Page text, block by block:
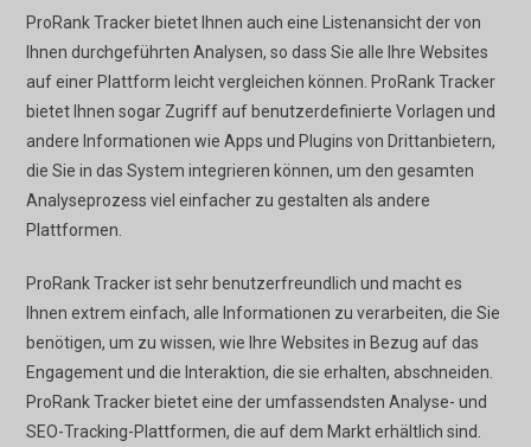
ProRank Tracker bietet Ihnen auch eine Listenansicht der von
Ihnen durchgeführten Analysen, so dass Sie alle Ihre Websites
auf einer Plattform leicht vergleichen können. ProRank Tracker
bietet Ihnen sogar Zugriff auf benutzerdefinierte Vorlagen und
andere Informationen wie Apps und Plugins von Drittanbietern,
die Sie in das System integrieren können, um den gesamten
Analyseprozess viel einfacher zu gestalten als andere
Plattformen.
ProRank Tracker ist sehr benutzerfreundlich und macht es
Ihnen extrem einfach, alle Informationen zu verarbeiten, die Sie
benötigen, um zu wissen, wie Ihre Websites in Bezug auf das
Engagement und die Interaktion, die sie erhalten, abschneiden.
ProRank Tracker bietet eine der umfassendsten Analyse- und
SEO-Tracking-Plattformen, die auf dem Markt erhältlich sind.